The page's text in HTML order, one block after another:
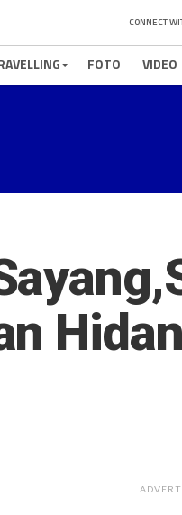
CONNECT
FOTO VIDEO